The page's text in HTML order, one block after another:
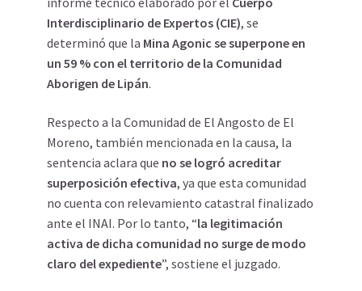
Interdisciplinario de Expertos (CIE), se
determinó que la Mina Agonic se superpone en
un 59 % con el territorio de la Comunidad
Aborigen de Lipán.
Respecto a la Comunidad de El Angosto de El
Moreno, también mencionada en la causa, la
sentencia aclara que no se logró acreditar
superposición efectiva, ya que esta comunidad
no cuenta con relevamiento catastral finalizado
ante el INAI. Por lo tanto, “la legitimación
activa de dicha comunidad no surge de modo
claro del expediente”, sostiene el juzgado.